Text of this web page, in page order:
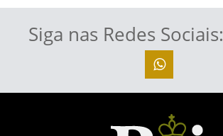
Siga nas Redes Sociais: